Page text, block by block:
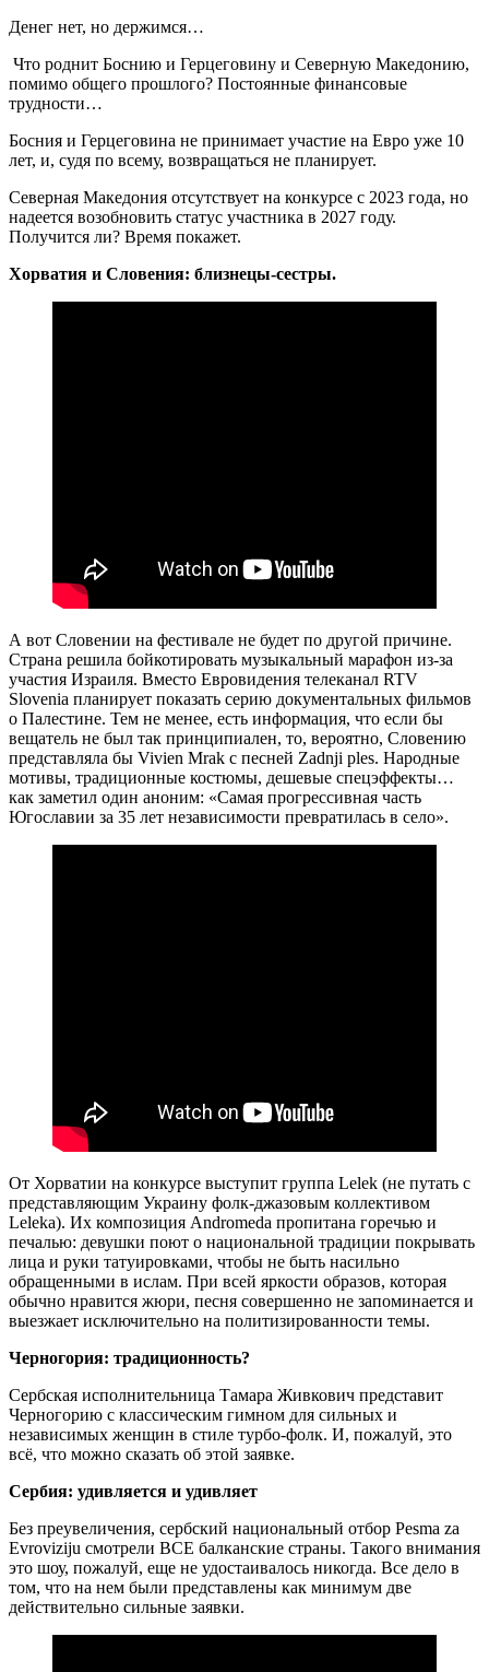
Денег нет, но держимся…
Что роднит Боснию и Герцеговину и Северную Македонию,
помимо общего прошлого? Постоянные финансовые
трудности…
Босния и Герцеговина не принимает участие на Евро уже 10
лет, и, судя по всему, возвращаться не планирует.
Северная Македония отсутствует на конкурсе с 2023 года, но
надеется возобновить статус участника в 2027 году.
Получится ли? Время покажет.
Хорватия и Словения: близнецы-сестры.
А вот Словении на фестивале не будет по другой причине.
Страна решила бойкотировать музыкальный марафон из-за
участия Израиля. Вместо Евровидения телеканал RTV
Slovenia планирует показать серию документальных фильмов
о Палестине. Тем не менее, есть информация, что если бы
вещатель не был так принципиален, то, вероятно, Словению
представляла бы Vivien Mrak с песней Zadnji ples. Народные
мотивы, традиционные костюмы, дешевые спецэффекты…
как заметил один аноним: «Самая прогрессивная часть
Югославии за 35 лет независимости превратилась в село».
От Хорватии на конкурсе выступит группа Lelek (не путать с
представляющим Украину фолк-джазовым коллективом
Leleka). Их композиция Andromeda пропитана горечью и
печалью: девушки поют о национальной традиции покрывать
лица и руки татуировками, чтобы не быть насильно
обращенными в ислам. При всей яркости образов, которая
обычно нравится жюри, песня совершенно не запоминается и
выезжает исключительно на политизированности темы.
Черногория: традиционность?
Сербская исполнительница Тамара Живкович представит
Черногорию с классическим гимном для сильных и
независимых женщин в стиле турбо-фолк. И, пожалуй, это
всё, что можно сказать об этой заявке.
Сербия: удивляется и удивляет
Без преувеличения, сербский национальный отбор Pesma za
Evroviziju смотрели ВСЕ балканские страны. Такого внимания
это шоу, пожалуй, еще не удостаивалось никогда. Все дело в
том, что на нем были представлены как минимум две
действительно сильные заявки.